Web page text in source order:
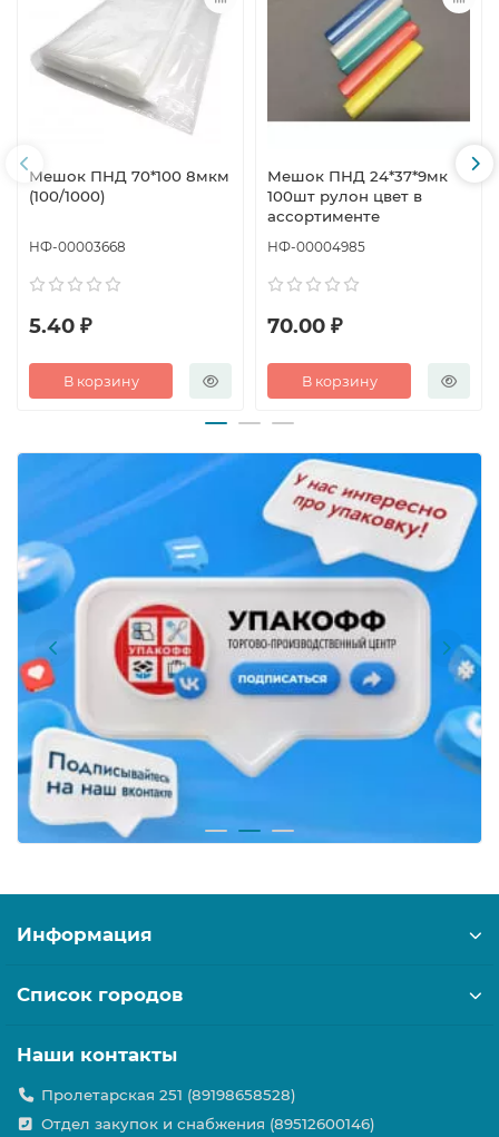
Мешок ПНД 70*100 8мкм
(100/1000)
НФ-00003668
5.40 ₽
В корзину
Мешок ПНД 24*37*9мк
100шт рулон цвет в
ассортименте
НФ-00004985
70.00 ₽
В корзину
Информация
Список городов
Наши контакты
Пролетарская 251 (89198658528)
Отдел закупок и снабжения (89512600146)